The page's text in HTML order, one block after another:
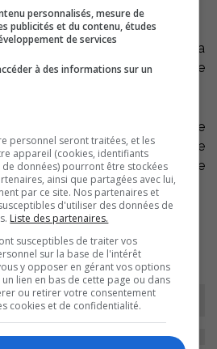
Joseph-de-Sorel pourra
d’eau notamment sur la rue
de conduites souterraines de
du Québec couvre plus de
sa valeur est estimée à plus de
personnalisés, mesure de
publicités et du contenu, études
de services
à des informations sur un
personnel seront traitées, et les
appareil (cookies, identifiants
données) pourront être stockées
ainsi que partagées avec lui,
par ce site. Nos partenaires et
d'utiliser des données de
Liste des partenaires.
susceptibles de traiter vos
sur la base de l'intérêt
y opposer en gérant vos options
un lien en bas de cette page ou dans
ou retirer votre consentement
cookies et de confidentialité.